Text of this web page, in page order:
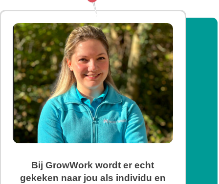
Bij GrowWork wordt er echt
gekeken naar jou als individu en